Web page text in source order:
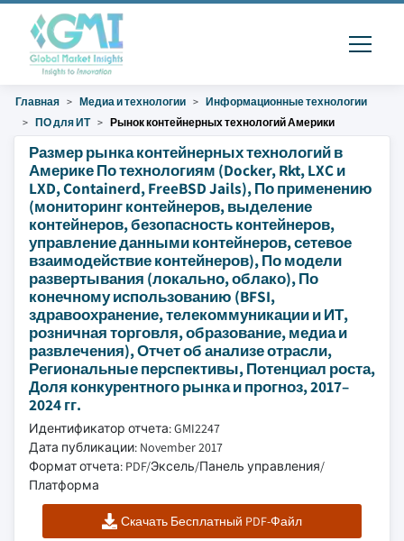
Главная Медиа и технологии
Информационные технологии
ПО для ИТ
Рынок контейнерных технологий Америки
Размер рынка контейнерных технологий в
Америке По технологиям (Docker, Rkt, LXC и
LXD, Containerd, FreeBSD Jails), По применению
(мониторинг контейнеров, выделение
контейнеров, безопасность контейнеров,
управление данными контейнеров, сетевое
взаимодействие контейнеров), По модели
развертывания (локально, облако), По
конечному использованию (BFSI,
здравоохранение, телекоммуникации и ИТ,
розничная торговля, образование, медиа и
развлечения), Отчет об анализе отрасли,
Региональные перспективы, Потенциал роста,
Доля конкурентного рынка и прогноз, 2017–
2024 гг.
Идентификатор отчета: GMI2247
Дата публикации: November 2017
Формат отчета: PDF/Эксель/Панель управления/
Платформа
Скачать Бесплатный PDF-Файл